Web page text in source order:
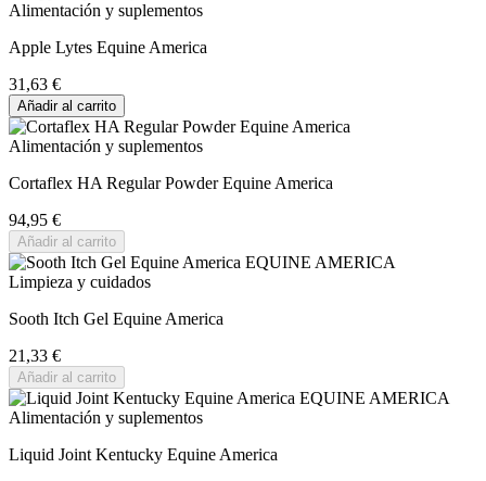
Alimentación y suplementos
Apple Lytes Equine America
31,63 €
Añadir al carrito
Alimentación y suplementos
Cortaflex HA Regular Powder Equine America
94,95 €
Añadir al carrito
Limpieza y cuidados
Sooth Itch Gel Equine America
21,33 €
Añadir al carrito
Alimentación y suplementos
Liquid Joint Kentucky Equine America